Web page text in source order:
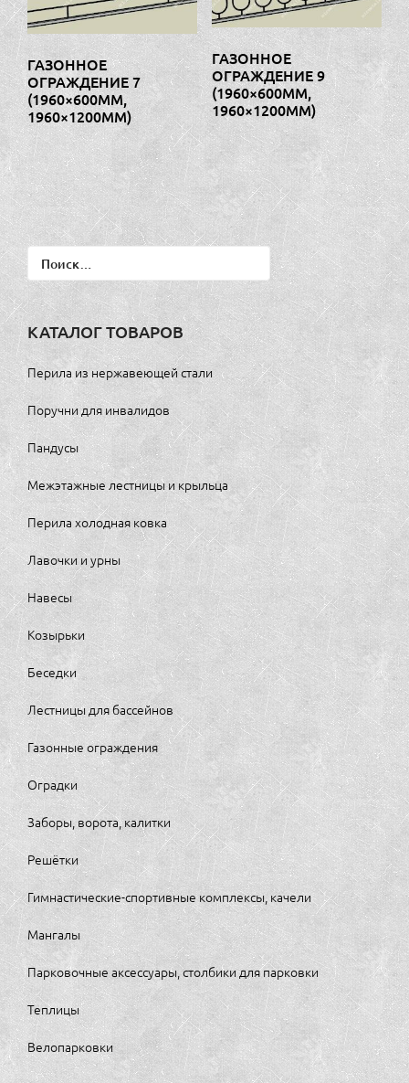
ГАЗОННОЕ
ОГРАЖДЕНИЕ 7
(1960×600ММ,
1960×1200ММ)
ГАЗОННОЕ
ОГРАЖДЕНИЕ 9
(1960×600ММ,
1960×1200ММ)
Найти:
КАТАЛОГ ТОВАРОВ
Перила из нержавеющей стали
Поручни для инвалидов
Пандусы
Межэтажные лестницы и крыльца
Перила холодная ковка
Лавочки и урны
Навесы
Козырьки
Беседки
Лестницы для бассейнов
Газонные ограждения
Оградки
Заборы, ворота, калитки
Решётки
Гимнастические-спортивные комплексы, качели
Мангалы
Парковочные аксессуары, столбики для парковки
Теплицы
Велопарковки